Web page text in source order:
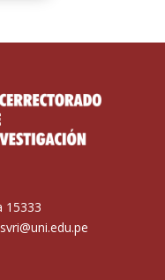
15333